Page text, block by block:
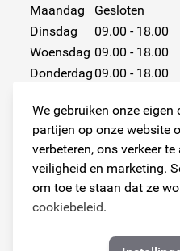
We gebruiken onze eigen
partijen op onze website
verbeteren, ons verkeer
veiligheid en marketing.
om toe te staan dat ze
cookiebeleid.
Maandag
Gesloten
Dinsdag
09.00 - 18.00
Woensdag 09.00 - 18.00
Donderdag 09.00 - 18.00
Zaterdag
Gesloten
Zondag
Gesloten